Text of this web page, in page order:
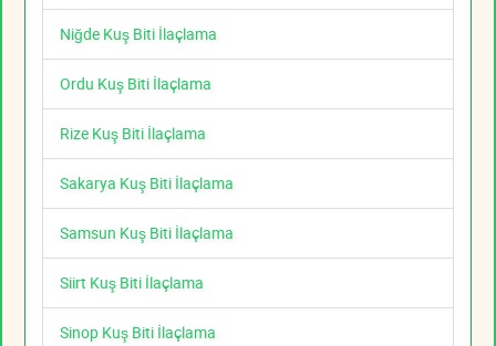
Niğde Kuş Biti İlaçlama
Ordu Kuş Biti İlaçlama
Rize Kuş Biti İlaçlama
Sakarya Kuş Biti İlaçlama
Samsun Kuş Biti İlaçlama
Siirt Kuş Biti İlaçlama
Sinop Kuş Biti İlaçlama